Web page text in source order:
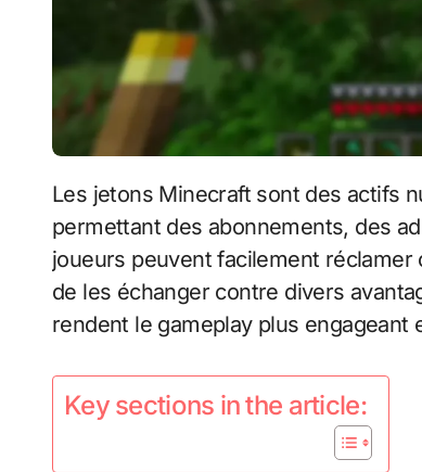
Les jetons Minecraft sont des actifs numériques qui améliorent l’expérience des joueurs en
permettant des abonnements, des
joueurs peuvent facilement
de les échanger contre divers
rendent le gameplay plus engageant
Key sections in the article: